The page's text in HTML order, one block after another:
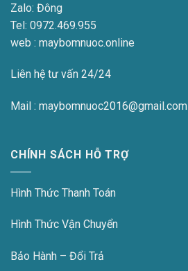
Zalo: Đông
Tel: 0972.469.955
web : maybomnuoc.online
Liên hệ tư vấn 24/24
Mail : maybomnuoc2016@gmail.com
CHÍNH SÁCH HỖ TRỢ
Hình Thức Thanh Toán
Hình Thức Vận Chuyển
Bảo Hành – Đổi Trả